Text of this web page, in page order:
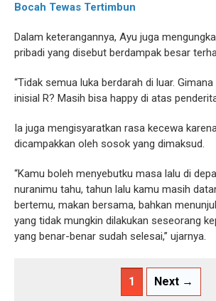
Bocah Tewas Tertimbun
Dalam keterangannya, Ayu juga
pribadi yang disebut berdampak besar
“Tidak semua luka berdarah di luar.
inisial R? Masih bisa happy di atas
Ia juga mengisyaratkan rasa kecewa
dicampakkan oleh sosok yang dimaksud.
“Kamu boleh menyebutku masa lalu di
nuranimu tahu, tahun lalu kamu masih
bertemu, makan bersama, bahkan
yang tidak mungkin dilakukan seseorang
yang benar-benar sudah selesai,” ujarnya.
1 Next →